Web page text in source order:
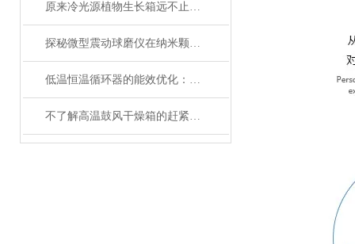
原来冷光源植物生长箱远不止那么简单
探秘微型震动球磨仪在纳米颗粒制备中的关键作用
低温恒温循环器的能效优化：如何节约能源消耗
不了解高温鼓风干燥箱的赶紧往这边看了